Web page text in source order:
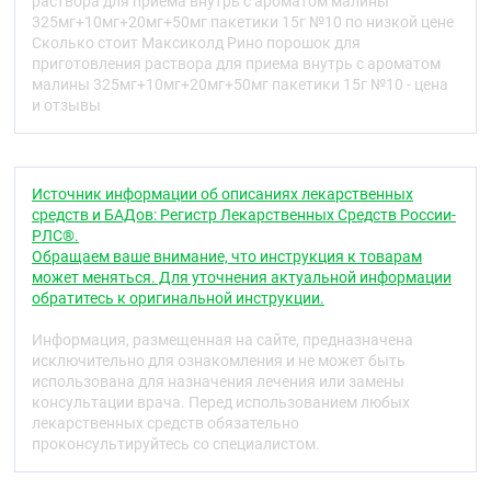
Описание
Порошок для приготовления раствора для приема
внутрь [с ароматом апельсина]:
гранулированный порошок желтого цвета со
специфическим запахом. Допускается наличие
250 мл горячей воды с образованием
опалесцирующего раствора светло-желтого цвета с
характерным запахом апельсина.
Порошок для приготовления раствора для приема
внутрь [с ароматом лимона]:
специфическим запахом. Допускается наличие
кристаллов и гранул белого цвета и легко
рассыпающихся комков. Порошок растворяется в
250 мл горячей воды с образованием
опалесцирующего раствора светло-желтого цвета с
характерным запахом лимона.
325мг+10мг+20мг+50мг пакетики 15г №10 по низкой цене
Сколько стоит Максиколд Рино порошок для
приготовления раствора для приема внутрь с ароматом
малины 325мг+10мг+20мг+50мг пакетики 15г №10 - цена
и отзывы
Источник информации об описаниях лекарственных
средств и БАДов: Регистр Лекарственных Средств России-
РЛС®.
Обращаем ваше внимание, что инструкция к товарам
может меняться. Для уточнения актуальной информации
обратитесь к оригинальной инструкции.
Информация, размещенная на сайте, предназначена
исключительно для ознакомления и не может быть
использована для назначения лечения или замены
консультации врача. Перед использованием любых
лекарственных средств обязательно
проконсультируйтесь со специалистом.